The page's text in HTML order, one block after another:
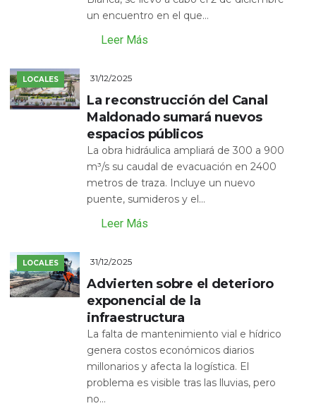
un encuentro en el que...
Leer Más
LOCALES 31/12/2025
La reconstrucción del Canal
Maldonado sumará nuevos
espacios públicos
La obra hidráulica ampliará de 300 a 900
m³/s su caudal de evacuación en 2400
metros de traza. Incluye un nuevo
puente, sumideros y el...
Leer Más
LOCALES 31/12/2025
Advierten sobre el deterioro
exponencial de la
infraestructura
La falta de mantenimiento vial e hídrico
genera costos económicos diarios
millonarios y afecta la logística. El
problema es visible tras las lluvias, pero
no...